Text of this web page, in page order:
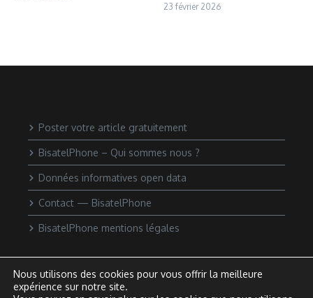
23 février 2026
Poster votre article gratuitement
BisatelPhone – Qui sommes nous ?
Données informatives open data
Contact — BisatelPhone
BisatelPhone mentions légales
Nous utilisons des cookies pour vous offrir la meilleure
expérience sur notre site.